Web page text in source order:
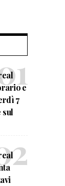
e
7
sul